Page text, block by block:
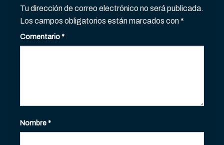
Tu dirección de correo electrónico no será publicada.
Los campos obligatorios están marcados con*
Comentario*
Nombre*